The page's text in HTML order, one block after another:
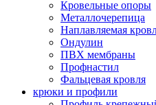
Кровельные опоры
Металлочерепица
Наплавляемая
Ондулин
ПВХ мембраны
Профнастил
Фальцевая кровля
крюки и профили